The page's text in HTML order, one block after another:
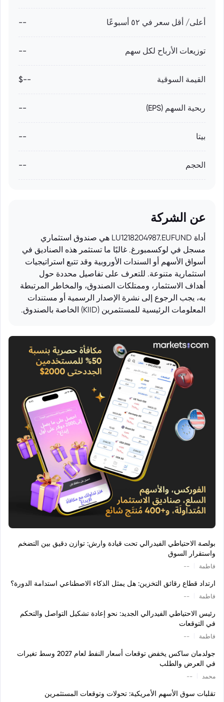
أعلى/ أقل سعر في ٥٢ أسبوعًا --
توزيعات الأرباح لكل سهم --
القيمة السوقية --$
ربحية السهم (EPS) --
بيتا --
الحجم --
عن الشركة
أداة LU1218204987.EUFUND هي صندوق استثماري
مسجل في لوكسمبورغ. غالبًا ما تستثمر هذه الصناديق في
أسواق الأسهم أو السندات الأوروبية وقد تتبع استراتيجيات
استثمارية متنوعة. للتعرف على تفاصيل محددة حول
أهداف الاستثمار، وممتلكات الصندوق، والمخاطر المرتبطة
به، يجب الرجوع إلى نشرة الإصدار الرسمية أو مستندات
المعلومات الرئيسية للمستثمرين (KIID) الخاصة بالصندوق.
بولصة الاحتياطي الفيدرالي تحت قيادة وارش: توازن دقيق بين التضخم
واستقرار السوق
فاطمة --
ارتداد قطاع رقائق التخزين: هل يمثل الذكاء الاصطناعي استدامة الدورة؟
فاطمة --
رئيس الاحتياطي الفيدرالي الجديد: نحو إعادة تشكيل التواصل والتحكم
في التوقعات
فاطمة --
جولدمان ساكس يخفض توقعات أسعار النفط لعام 2027 وسط تغيرات
في العرض والطلب
محمد --
تقلبات سوق الأسهم الأمريكية: تحولات وتوقعات المستثمرين